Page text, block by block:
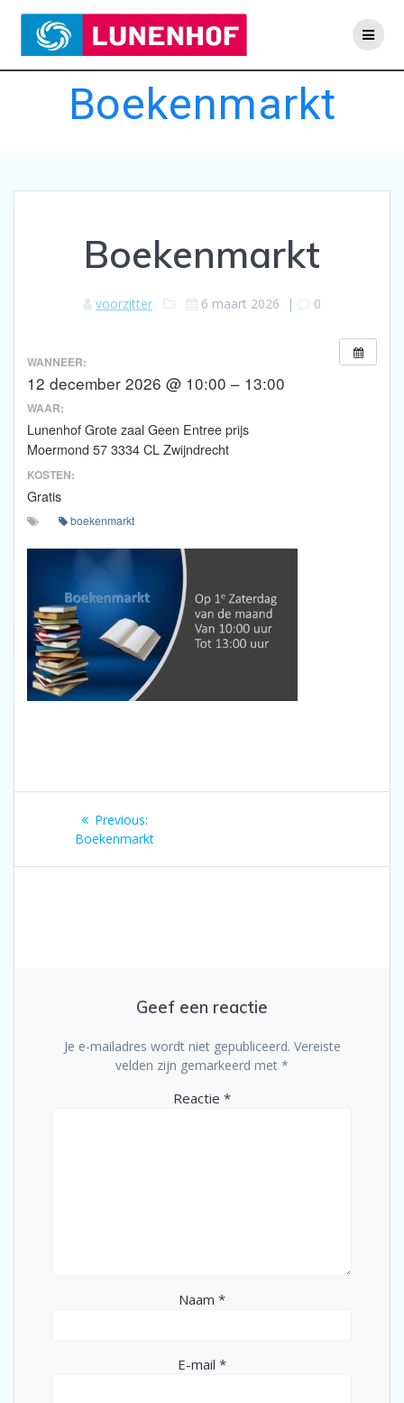
to
content
Boekenmarkt
Boekenmarkt
voorzitter 6 maart 2026 | 0
WANNEER:
12 december 2026 @ 10:00 – 13:00
WAAR:
Lunenhof Grote zaal Geen Entree prijs
Moermond 57 3334 CL Zwijndrecht
KOSTEN:
Gratis
boekenmarkt
Bericht
navigatie
Previous:Previous
post:
Boekenmarkt
Geef een reactie
Je e-mailadres wordt niet gepubliceerd. Vereiste
velden zijn gemarkeerd met *
Reactie *
Naam *
E-mail *